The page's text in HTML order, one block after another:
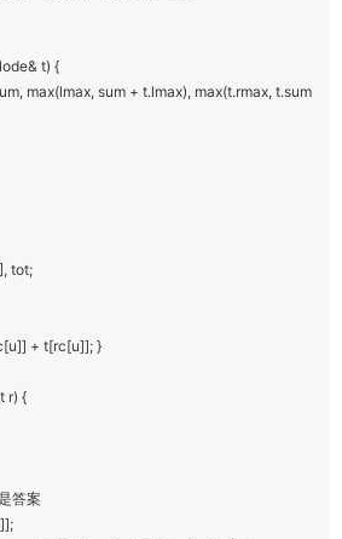
t) {
max(lmax, sum + t.lmax), max(t.rmax, t.sum
tot;
+ t[rc[u]]; }
r) {
答案